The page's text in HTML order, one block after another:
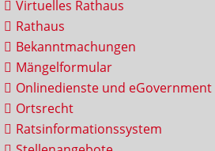
Virtuelles Rathaus
Rathaus
Bekanntmachungen
Mängelformular
Onlinedienste und eGovernment
Ortsrecht
Ratsinformationssystem